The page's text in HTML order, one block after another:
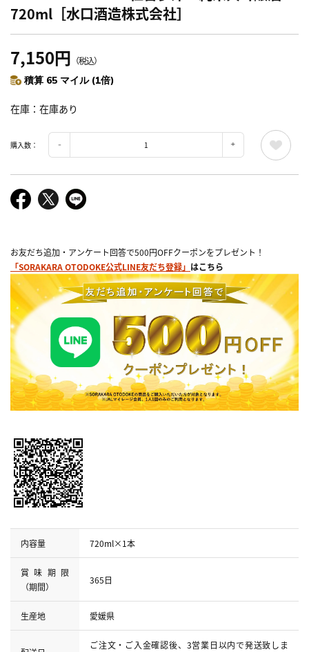
720ml［水口酒造株式会社］
7,150円 （税込）
積算 65 マイル (1倍)
在庫 在庫あり
購入数：
お友だち追加・アンケート回答で500円OFFクーポンをプレゼント！
「SORAKARA OTODOKE公式LINE友だち登録」 はこちら
内容量 720ml×1本
賞味期限
（期間）
365日
生産地 愛媛県
ご注文・ご入金確認後、3営業日以内で発送致しま